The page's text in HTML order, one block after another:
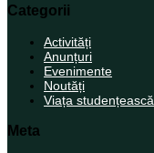
Categorii
Activități
Anunțuri
Evenimente
Noutăți
Viața studențească
Meta